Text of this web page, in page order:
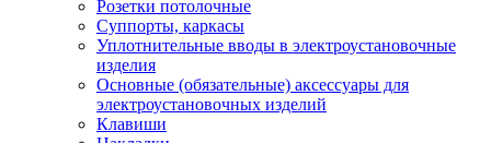
Розетки потолочные
Суппорты, каркасы
Уплотнительные вводы в электроустановочные
изделия
Основные (обязательные) аксессуары для
электроустановочных изделий
Клавиши